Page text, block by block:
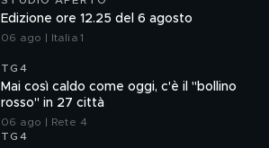
Edizione ore 12.25 del 6 agosto
06 ago | Italia 1
TG4
Mai così caldo come oggi, c'è il "bollino
rosso" in 27 città
06 ago | Rete 4
TG4